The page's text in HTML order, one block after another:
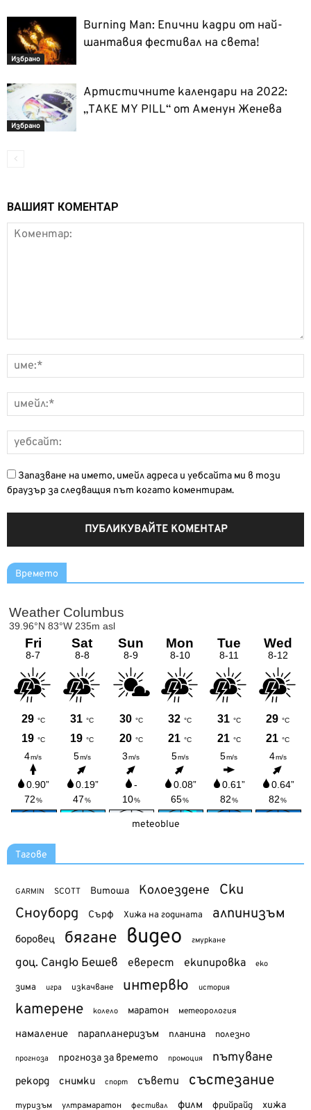
Избрано
Burning Man: Епични кадри от най-
шантавия фестивал на света!
Избрано
Артистичните календари на 2022:
„ТAKE MY PILL“ от Аменун Женева
ВАШИЯТ КОМЕНТАР
Запазване на името, имейл адреса и уебсайта ми в този
браузър за следващия път когато коментирам.
Времето
meteoblue
Тагове
GARMIN SCOTT Витоша Колоездене Ски
Сноуборд Сърф Хижа на годината алпинизъм
боровец бягане видео гмуркане
доц. Сандю Бешев еверест екипировка еко
зима игра изкачване интервю история
катерене колело маратон метеорология
намаление парапланеризъм планина полезно
прогноза прогноза за времето промоция пътуване
рекорд снимки спорт съвети състезание
туризъм ултрамаратон фестивал филм фрийрайд хижа